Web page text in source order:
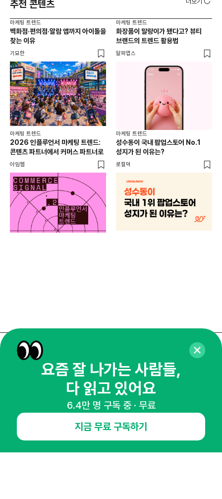
추천 콘텐츠
마케팅 트렌드
백화점·편의점·알람 앱까지 아이돌을
찾는 이유
기묘한
마케팅 트렌드
화장품이 말랑이가 됐다고? 뷰티
브랜드의 트렌드 활용법
알파앱스
마케팅 트렌드
2026 인플루언서 마케팅 트렌드:
콘텐츠 파트너에서 커머스 파트너로
아임웹
마케팅 트렌드
성수동이 국내 팝업스토어 No.1
성지가 된 이유는?
로컬덕
매주 화요일 아침,
마케팅 감각을 깨워 드릴게요!
65,043명의 마케터를 성장시키는 뉴스레터
요즘 잘 나가는 사람들,
다 읽고 있어요
6.4만 명 구독 중 · 무료
지금 무료 구독하기